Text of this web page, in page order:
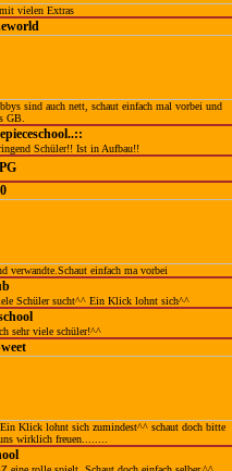
vielen Extras
sind auch nett, schaut einfach mal vorbei und
GB.
Schüler!! Ist in Aufbau!!
verwandte.Schaut einfach ma vorbei
Schüler sucht^^ Ein Klick lohnt sich^^
sehr viele schüler!^^
Klick lohnt sich zumindest^^ schaut doch bitte
wirklich freuen........